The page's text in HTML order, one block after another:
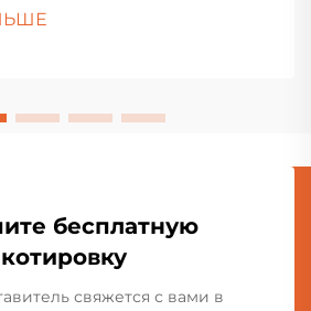
необходимо
бесплатную
котировку
свяжется с вами в